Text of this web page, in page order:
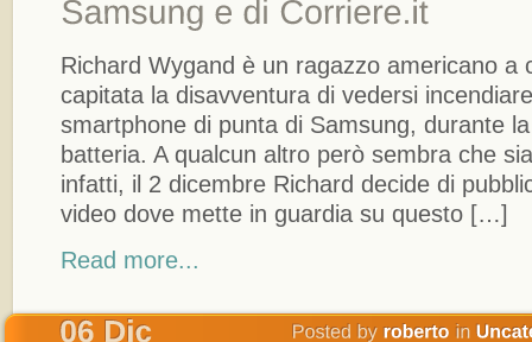
Richard Wygand è un ragazzo americano a
capitata la disavventura di vedersi
smartphone di punta di Samsung, durante
batteria. A qualcun altro però sembra che
infatti, il 2 dicembre Richard decide di
video dove mette in guardia su questo […]
Read more...